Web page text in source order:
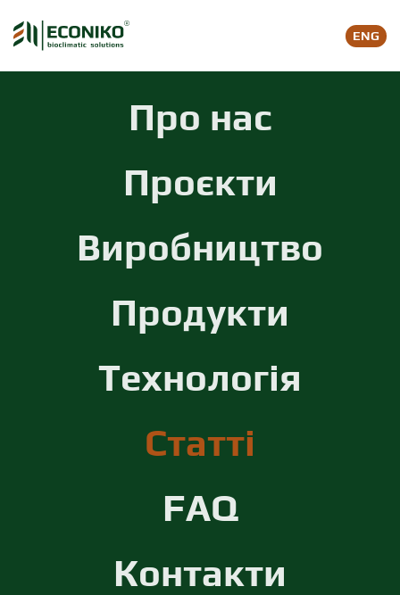
Skip to main content
ENG
Про нас
Проєкти
Виробництво
Продукти
Технологія
Статті
FAQ
Контакти